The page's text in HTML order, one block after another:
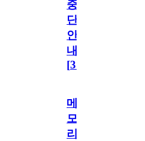
중
단
안
내
[31
메
모
리